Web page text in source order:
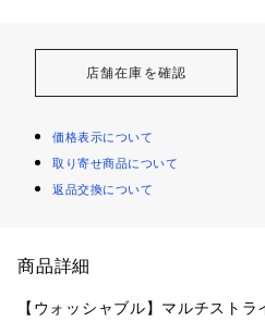
店舗在庫を確認
価格表示について
取り寄せ商品について
返品交換について
商品詳細
【ウォッシャブル】マルチストラ